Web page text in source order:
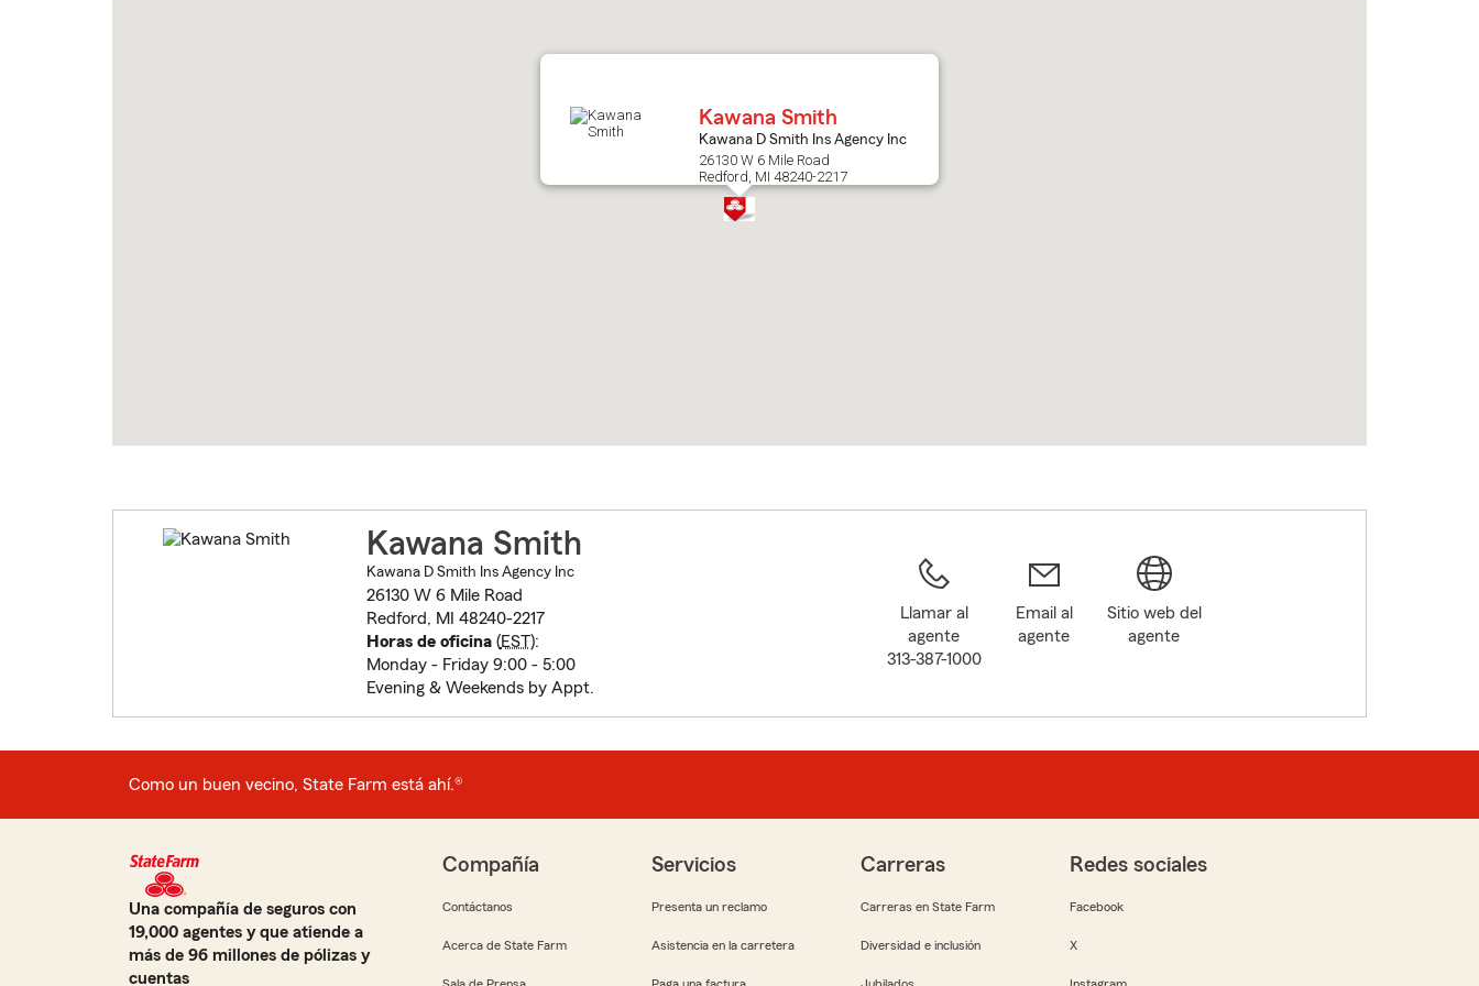
Kawana Smith
Kawana D Smith Ins Agency Inc
26130 W 6 Mile Road
Redford, MI 48240-2217
Kawana Smith
Kawana D Smith Ins Agency Inc
26130 W 6 Mile Road
Redford, MI 48240-2217
Horas de oficina(EST):
Monday - Friday 9:00 - 5:00
Evening & Weekends by Appt.
Llamar al
agente
313-387-1000
Email al
agente
Sitio web del
agente
Como un buen vecino, State Farm está ahí.®
Una compañía de seguros con
19,000 agentes y que atiende a
más de 96 millones de pólizas y
cuentas
Compañía
Contáctanos
Acerca de State Farm
Servicios
Presenta un reclamo
Asistencia en la carretera
Carreras
Carreras en State Farm
Diversidad e inclusión
Redes sociales
Facebook
X